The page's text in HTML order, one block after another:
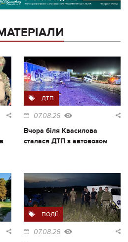
ДТП
07.08.26
Вчора біля Квасилова
сталася ДТП з автовозом
ПОДІЇ
07.08.26